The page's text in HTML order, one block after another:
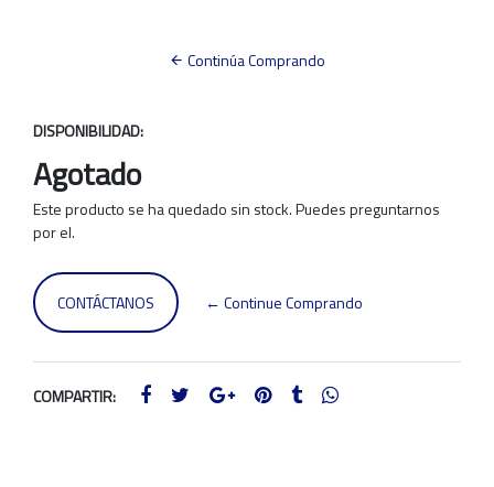
Continúa Comprando
DISPONIBILIDAD:
Agotado
Este producto se ha quedado sin stock. Puedes preguntarnos
por el.
CONTÁCTANOS ← Continue Comprando
COMPARTIR: